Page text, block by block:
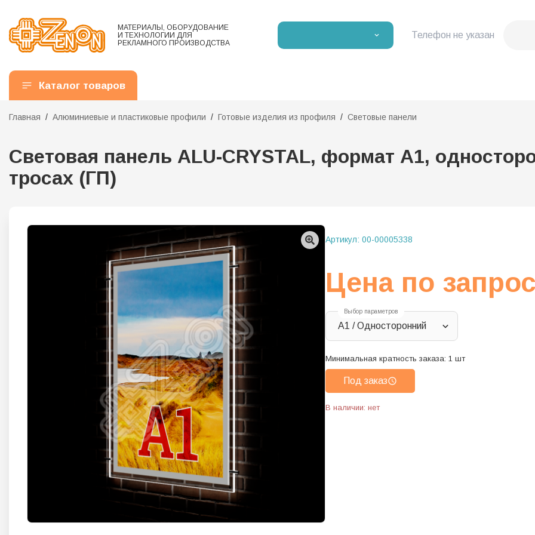
МАТЕРИАЛЫ, ОБОРУДОВАНИЕ
И ТЕХНОЛОГИИ ДЛЯ
РЕКЛАМНОГО ПРОИЗВОДСТВА
Телефон не указан
Каталог товаров
Главная Алюминиевые и пластиковые профили Готовые изделия из профиля Световые панели
Световая панель ALU-CRYSTAL, формат А1,
тросах (ГП)
Артикул: 00-00005338
Цена по
Выбор параметров
A1 / Односторонний
Минимальная кратность заказа: 1 шт
Под заказ
В наличии: нет